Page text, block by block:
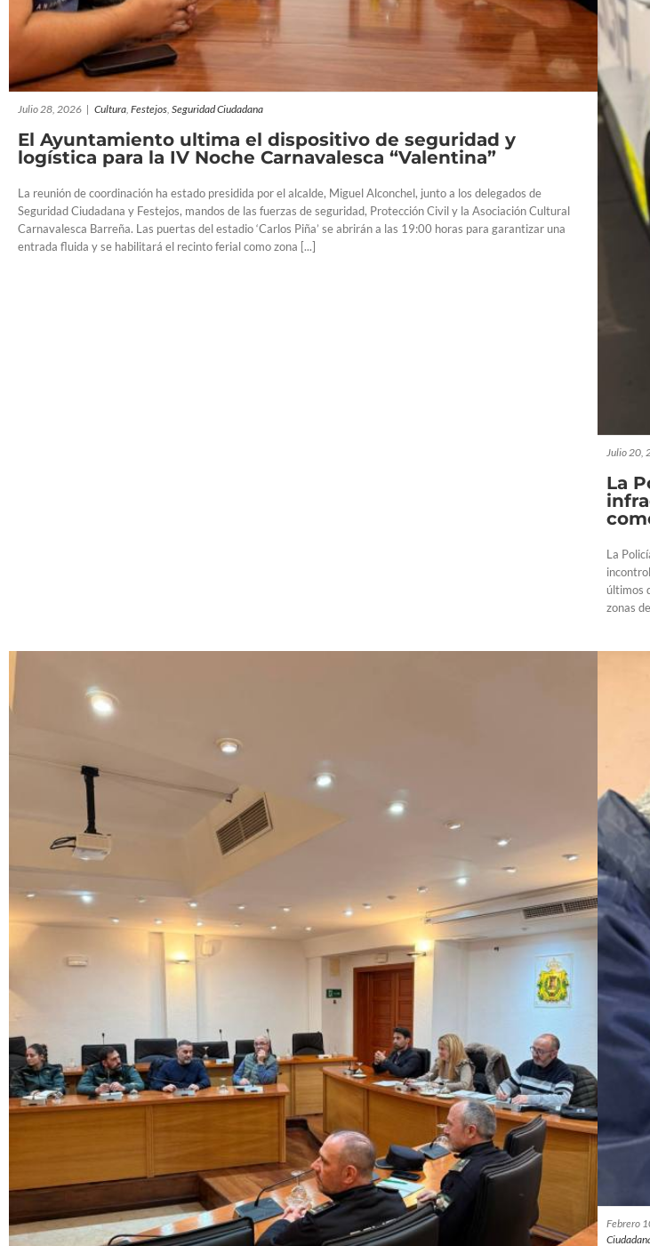
Julio 28, 2026 | Cultura Festejos Seguridad Ciudadana
El Ayuntamiento ultima el dispositivo de seguridad y
logística para la IV Noche Carnavalesca “Valentina”
La reunión de coordinación ha estado presidida por el alcalde, Miguel Alconchel, junto a los delegados de
Seguridad Ciudadana y Festejos, mandos de las fuerzas de seguridad, Protección Civil y la Asociación Cultural
Carnavalesca Barreña. Las puertas del estadio ‘Carlos Piña’ se abrirán a las 19:00 horas para garantizar una
entrada fluida y se habilitará el recinto ferial como zona [...]
La Policía Local intensifica la vigilancia y denuncia a nuevos infractores por
vertidos incontrolados en el polígono comercial ‘Las Marismas’
Julio 20,
La
La
últimos
zonas
El Ayuntamiento de Los Barrios última el dispositivo de seguridad y logística para
el Carnaval en el recinto ferial
Ayuntamiento Festejos Policia Local Protección Civil Seguridad Ciudadana
Febrero